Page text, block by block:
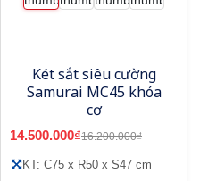
Két sắt siêu cường
Samurai MC45 khóa
cơ
14.500.000₫16.200.000₫
KT: C75 x R50 x S47 cm